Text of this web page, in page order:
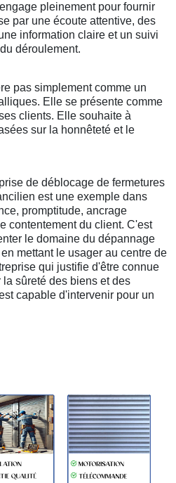
pleinement pour fournir
par une écoute attentive, des
information claire et un suivi
déroulement.
pas simplement comme un
Elle se présente comme
clients. Elle souhaite à
sur la honnêteté et le
de déblocage de fermetures
est une exemple dans
promptitude, ancrage
contentement du client. C'est
le domaine du dépannage
mettant le usager au centre de
qui justifie d'être connue
sûreté des biens et des
capable d'intervenir pour un